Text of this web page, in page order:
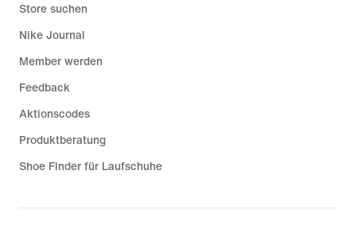
Store suchen
Nike Journal
Member werden
Feedback
Aktionscodes
Produktberatung
Shoe Finder für Laufschuhe